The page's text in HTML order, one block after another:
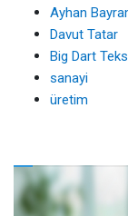
Ayhan
Davut Tatar
Big Dart
sanayi
üretim